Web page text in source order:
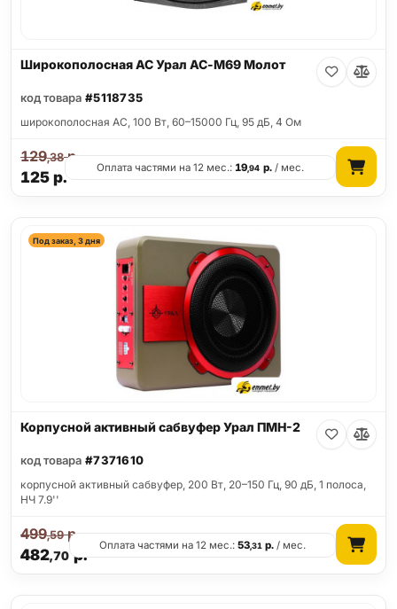
Широкополосная АС Урал АС-М69 Молот
код товара #5118735
широкополосная АС, 100 Вт, 60–15000 Гц, 95 дБ, 4 Ом
125р.
129,38р.
Оплата частями на 12 мес.:19,94 р./ мес.
Под заказ, 3 дня
Корпусной активный сабвуфер Урал ПМН-2
код товара #7371610
корпусной активный сабвуфер, 200 Вт, 20–150 Гц, 90 дБ, 1 полоса,
НЧ 7.9''
482,70р.
499,59р.
Оплата частями на 12 мес.:53,31 р. / мес.